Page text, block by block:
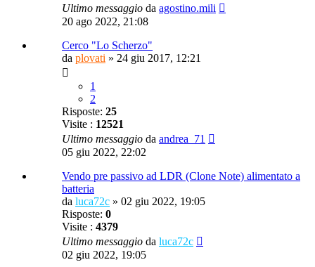
Ultimo messaggio da agostino.mili
20 ago 2022, 21:08
Cerco "Lo Scherzo"
da plovati » 24 giu 2017, 12:21
1
2
Risposte: 25
Visite : 12521
Ultimo messaggio da andrea_71
05 giu 2022, 22:02
Vendo pre passivo ad LDR (Clone Note) alimentato a
batteria
da luca72c » 02 giu 2022, 19:05
Risposte: 0
Visite : 4379
Ultimo messaggio da luca72c
02 giu 2022, 19:05